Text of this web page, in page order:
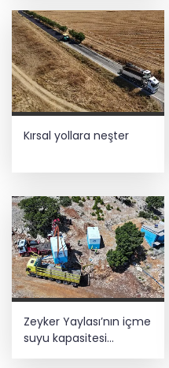
Kırsal yollara neşter
Zeyker Yaylası’nın içme
suyu kapasitesi
güçlendirildi